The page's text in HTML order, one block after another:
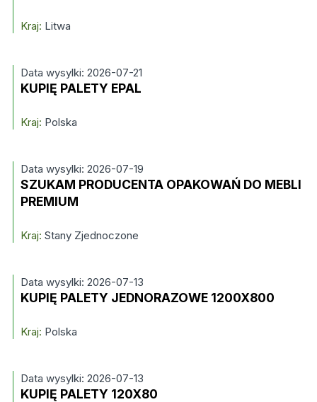
Kraj: Litwa
Data wysylki: 2026-07-21
KUPIĘ PALETY EPAL
Kraj: Polska
Data wysylki: 2026-07-19
SZUKAM PRODUCENTA OPAKOWAŃ DO MEBLI
PREMIUM
Kraj: Stany Zjednoczone
Data wysylki: 2026-07-13
KUPIĘ PALETY JEDNORAZOWE 1200X800
Kraj: Polska
Data wysylki: 2026-07-13
KUPIĘ PALETY 120X80